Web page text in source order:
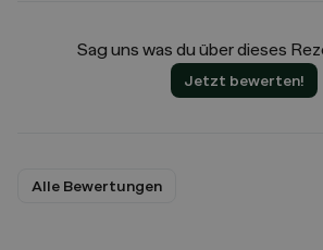
Sag uns was du über dieses
Jetzt bewerten!
Alle Bewertungen